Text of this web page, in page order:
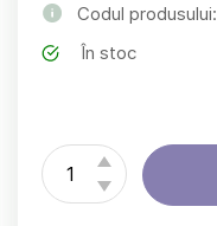
Codul produsului:
În stoc